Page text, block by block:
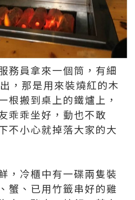
務員拿來一個筒，有細
，那是用來裝燒紅的木
根搬到桌上的鐵爐上，
乖乖坐好，動也不敢
不小心就掉落大家的大
，冷櫃中有一碟兩隻裝
蟹、已用竹籤串好的雞